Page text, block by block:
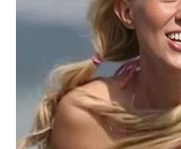
Pred vama su lijepi dani.
JARAC
Navikli ste sve nositi sami.